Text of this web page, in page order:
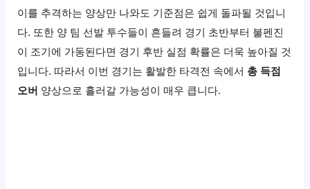
이를 추격하는 양상만 나와도 기준점은 쉽게 돌파될 것입니
다. 또한 양 팀 선발 투수들이 흔들려 경기 초반부터 불펜진
이 조기에 가동된다면 경기 후반 실점 확률은 더욱 높아질 것
입니다. 따라서 이번 경기는 활발한 타격전 속에서 총 득점
오버 양상으로 흘러갈 가능성이 매우 큽니다.